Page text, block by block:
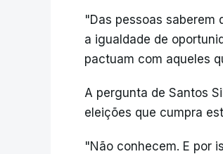
"Das pessoas saberem
a igualdade de
pactuam com aqueles
A pergunta de Santos
eleições que cumpra
"Não conhecem. E por